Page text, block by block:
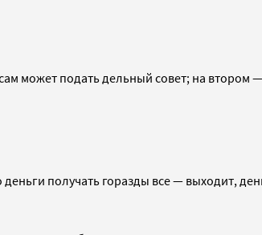
может подать дельный совет; на втором
деньги получать горазды все — выходит,